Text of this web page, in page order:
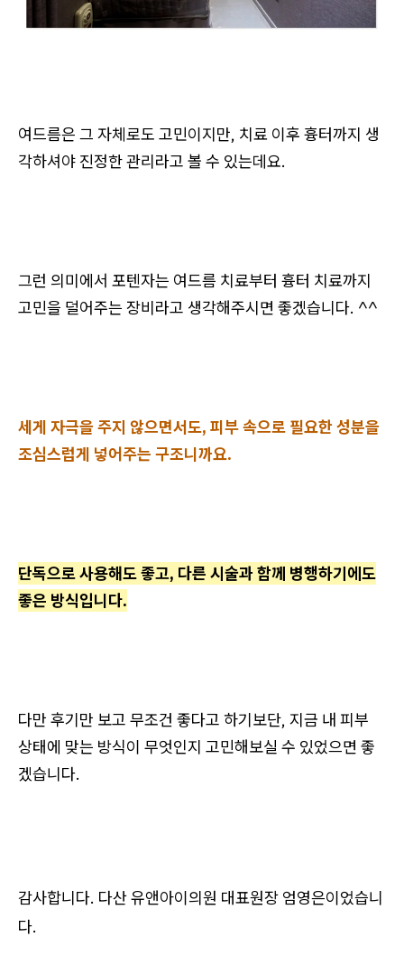
여드름은 그 자체로도 고민이지만, 치료 이후 흉터까지 생
각하셔야 진정한 관리라고 볼 수 있는데요.
그런 의미에서 포텐자는 여드름 치료부터 흉터 치료까지
고민을 덜어주는 장비라고 생각해주시면 좋겠습니다. ^^
세게 자극을 주지 않으면서도, 피부 속으로 필요한 성분을
조심스럽게 넣어주는 구조니까요.
단독으로 사용해도 좋고, 다른 시술과 함께 병행하기에도
좋은 방식입니다.
다만 후기만 보고 무조건 좋다고 하기보단, 지금 내 피부
상태에 맞는 방식이 무엇인지 고민해보실 수 있었으면 좋
겠습니다.
감사합니다. 다산 유앤아이의원 대표원장 엄영은이었습니
다.